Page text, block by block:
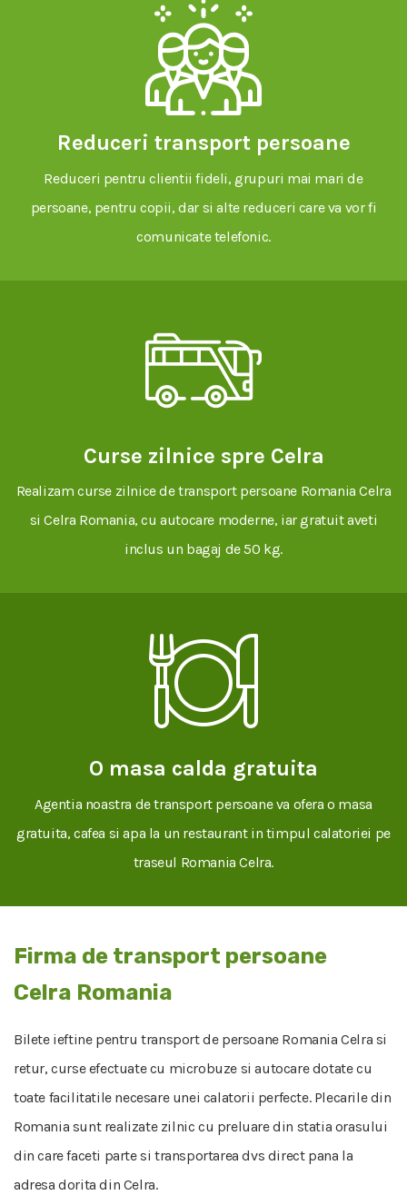
Reduceri transport persoane
Reduceri pentru clientii fideli, grupuri mai mari de
persoane, pentru copii, dar si alte reduceri care va vor fi
comunicate telefonic.
Curse zilnice spre Celra
Realizam curse zilnice de transport persoane Romania Celra
si Celra Romania, cu autocare moderne, iar gratuit aveti
inclus un bagaj de 50 kg.
O masa calda gratuita
Agentia noastra de transport persoane va ofera o masa
gratuita, cafea si apa la un restaurant in timpul calatoriei pe
traseul Romania Celra.
Firma de transport persoane
Celra Romania
Bilete ieftine pentru transport de persoane Romania Celra si
retur, curse efectuate cu microbuze si autocare dotate cu
toate facilitatile necesare unei calatorii perfecte. Plecarile din
Romania sunt realizate zilnic cu preluare din statia orasului
din care faceti parte si transportarea dvs direct pana la
adresa dorita din Celra.